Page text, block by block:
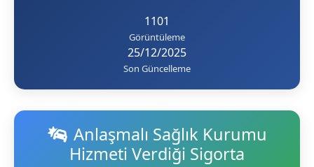
1101
Görüntüleme
25/12/2025
Son Güncelleme
Anlaşmalı Sağlık Kurumu
Hizmeti Verdiği Sigorta